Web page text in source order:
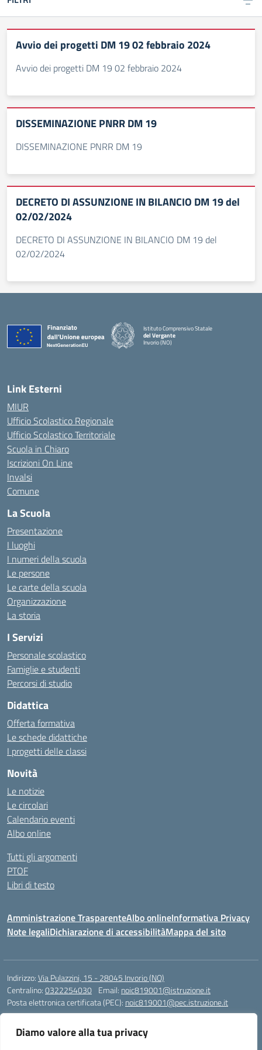
Diamo valore alla tua privacy
Avvio dei progetti DM 19 02 febbraio 2024
Avvio dei progetti DM 19 02 febbraio 2024
DISSEMINAZIONE PNRR DM 19
DISSEMINAZIONE PNRR DM 19
DECRETO DI ASSUNZIONE IN BILANCIO DM 19 del
02/02/2024
DECRETO DI ASSUNZIONE IN BILANCIO DM 19 del
02/02/2024
Istituto Comprensivo Statale
del Vergante
Invorio (NO)
Link Esterni
MIUR
Ufficio Scolastico Regionale
Ufficio Scolastico Territoriale
Scuola in Chiaro
Iscrizioni On Line
Invalsi
Comune
La Scuola
Presentazione
I luoghi
I numeri della scuola
Le persone
Le carte della scuola
Organizzazione
La storia
I Servizi
Personale scolastico
Famiglie e studenti
Percorsi di studio
Didattica
Offerta formativa
Le schede didattiche
I progetti delle classi
Novità
Le notizie
Le circolari
Calendario eventi
Albo online
Tutti gli argomenti
PTOF
Libri di testo
Amministrazione TrasparenteAlbo onlineInformativa Privacy
Note legaliDichiarazione di accessibilitàMappa del sito
Indirizzo:Via Pulazzini, 15 - 28045 Invorio (NO)
Centralino:0322254030 Email: noic819001@istruzione.it
Posta elettronica certificata (PEC): noic819001@pec.istruzione.it
Codice meccanografico:NOIC819001